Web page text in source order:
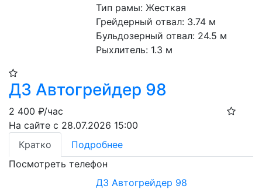
Тип рамы: Жесткая
Грейдерный отвал: 3.74 м
Бульдозерный отвал: 24.5 м
Рыхлитель: 1.3 м
ДЗ Автогрейдер 98
2 400 ₽/час
На сайте с 28.07.2026 15:00
Кратко
Подробнее
Посмотреть телефон
ДЗ Автогрейдер 98